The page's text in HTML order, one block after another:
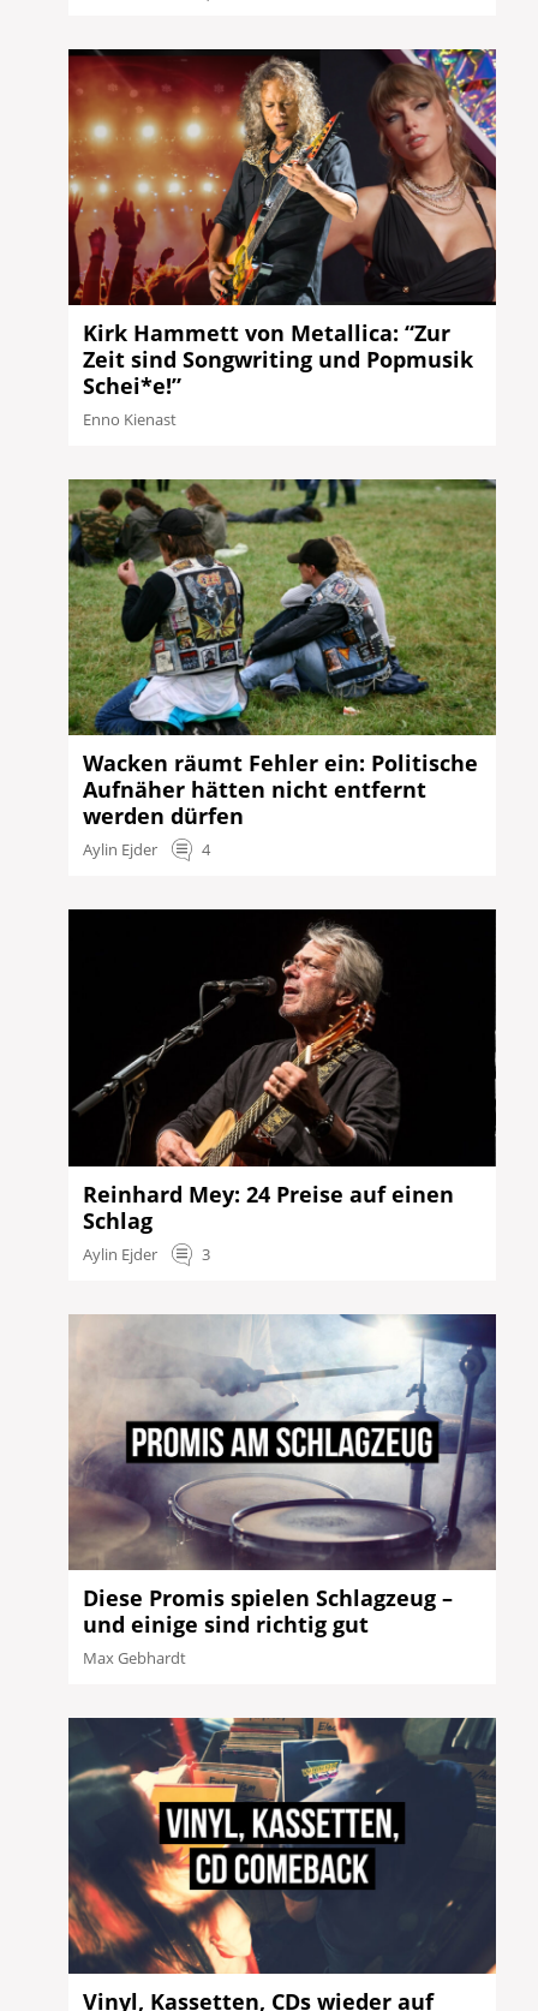
Kirk Hammett von Metallica: “Zur
Zeit sind Songwriting und Popmusik
Schei*e!”
Enno Kienast
Wacken räumt Fehler ein: Politische
Aufnäher hätten nicht entfernt
werden dürfen
Aylin Ejder 4
Reinhard Mey: 24 Preise auf einen
Schlag
Aylin Ejder 3
Diese Promis spielen Schlagzeug –
und einige sind richtig gut
Max Gebhardt
Vinyl, Kassetten, CDs wieder auf